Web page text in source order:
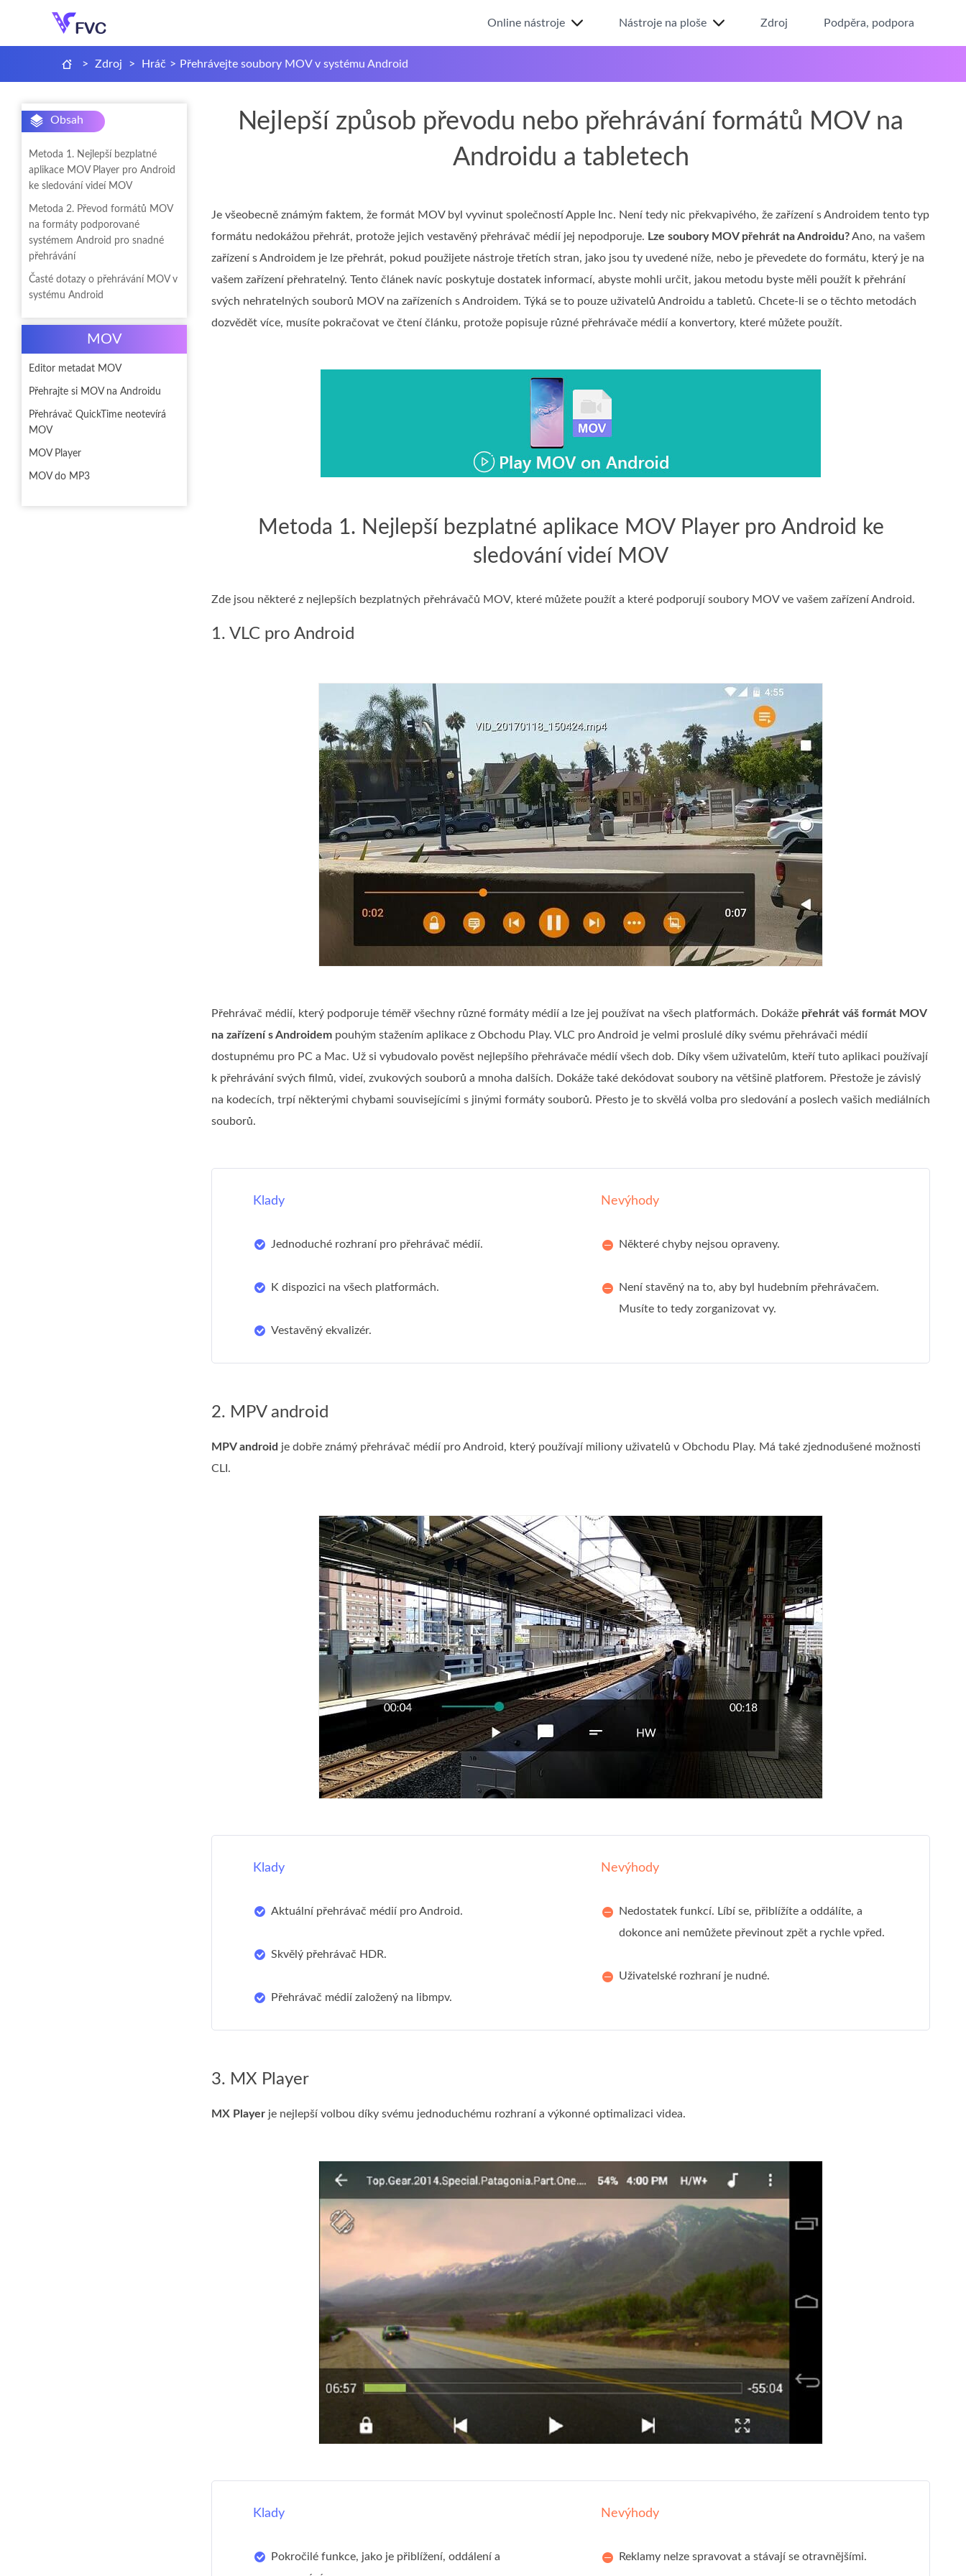
Online nástroje Nástroje na ploše Zdroj Podpěra, podpora
> Zdroj > Hráč > Přehrávejte soubory MOV v systému Android
Obsah
Metoda 1. Nejlepší bezplatné
aplikace MOV Player pro Android
ke sledování videí MOV
Metoda 2. Převod formátů MOV
na formáty podporované
systémem Android pro snadné
přehrávání
Časté dotazy o přehrávání MOV v
systému Android
MOV
Editor metadat MOV
Přehrajte si MOV na Androidu
Přehrávač QuickTime neotevírá
MOV
MOV Player
MOV do MP3
Nejlepší způsob převodu nebo přehrávání formátů MOV na
Androidu a tabletech
Je všeobecně známým faktem, že formát MOV byl vyvinut společností Apple Inc. Není tedy nic překvapivého, že zařízení s Androidem tento typ
formátu nedokážou přehrát, protože jejich vestavěný přehrávač médií jej nepodporuje. Lze soubory MOV přehrát na Androidu?Ano, na vašem
zařízení s Androidem je lze přehrát, pokud použijete nástroje třetích stran, jako jsou ty uvedené níže, nebo je převedete do formátu, který je na
vašem zařízení přehratelný. Tento článek navíc poskytuje dostatek informací, abyste mohli určit, jakou metodu byste měli použít k přehrání
svých nehratelných souborů MOV na zařízeních s Androidem. Týká se to pouze uživatelů Androidu a tabletů. Chcete‑li se o těchto metodách
dozvědět více, musíte pokračovat ve čtení článku, protože popisuje různé přehrávače médií a konvertory, které můžete použít.
Metoda 1. Nejlepší bezplatné aplikace MOV Player pro Android ke
sledování videí MOV
Zde jsou některé z nejlepších bezplatných přehrávačů MOV, které můžete použít a které podporují soubory MOV ve vašem zařízení Android.
1. VLC pro Android
Přehrávač médií, který podporuje téměř všechny různé formáty médií a lze jej používat na všech platformách. Dokáže přehrát váš formát MOV
na zařízení s Androidem pouhým stažením aplikace z Obchodu Play. VLC pro Android je velmi proslulé díky svému přehrávači médií
dostupnému pro PC a Mac. Už si vybudovalo pověst nejlepšího přehrávače médií všech dob. Díky všem uživatelům, kteří tuto aplikaci používají
k přehrávání svých filmů, videí, zvukových souborů a mnoha dalších. Dokáže také dekódovat soubory na většině platforem. Přestože je závislý
na kodecích, trpí některými chybami souvisejícími s jinými formáty souborů. Přesto je to skvělá volba pro sledování a poslech vašich mediálních
souborů.
Klady
Jednoduché rozhraní pro přehrávač médií.
K dispozici na všech platformách.
Vestavěný ekvalizér.
Nevýhody
Některé chyby nejsou opraveny.
Není stavěný na to, aby byl hudebním přehrávačem.
Musíte to tedy zorganizovat vy.
2. MPV android
MPV android je dobře známý přehrávač médií pro Android, který používají miliony uživatelů v Obchodu Play. Má také zjednodušené možnosti
CLI.
Klady
Aktuální přehrávač médií pro Android.
Skvělý přehrávač HDR.
Přehrávač médií založený na libmpv.
Nevýhody
Nedostatek funkcí. Líbí se, přiblížíte a oddálíte, a
dokonce ani nemůžete převinout zpět a rychle vpřed.
Uživatelské rozhraní je nudné.
3. MX Player
MX Player je nejlepší volbou díky svému jednoduchému rozhraní a výkonné optimalizaci videa.
Klady
Pokročilé funkce, jako je přiblížení, oddálení a
Nevýhody
Reklamy nelze spravovat a stávají se otravnějšími.